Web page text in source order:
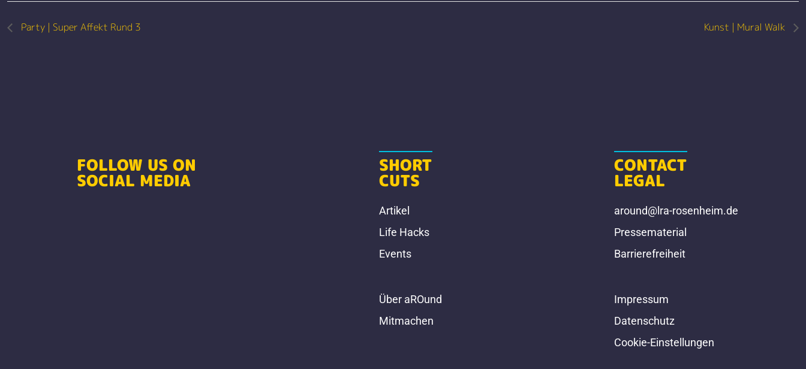
Party | Super Affekt Rund 3 Kunst | Mural Walk
FOLLOW US ON
SOCIAL MEDIA
SHORT
CUTS
Artikel
Life Hacks
Events
Über aROund
Mitmachen
CONTACT
LEGAL
around@lra-rosenheim.de
Pressematerial
Barrierefreiheit
Impressum
Datenschutz
Cookie-Einstellungen